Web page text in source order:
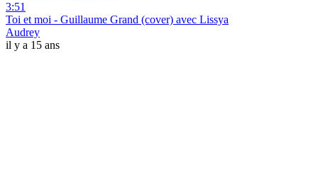
3:51
Toi et moi - Guillaume Grand (cover) avec Lissya
Audrey
il y a 15 ans